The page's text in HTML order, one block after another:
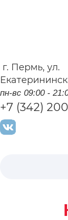
г. Пермь, ул.
пн-вс 09:00 -
+7 (342)